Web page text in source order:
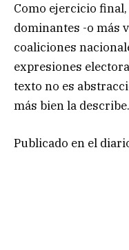
Como ejercicio
dominantes -o más
coaliciones
expresiones
texto no es
más bien la describe.
Publicado en el